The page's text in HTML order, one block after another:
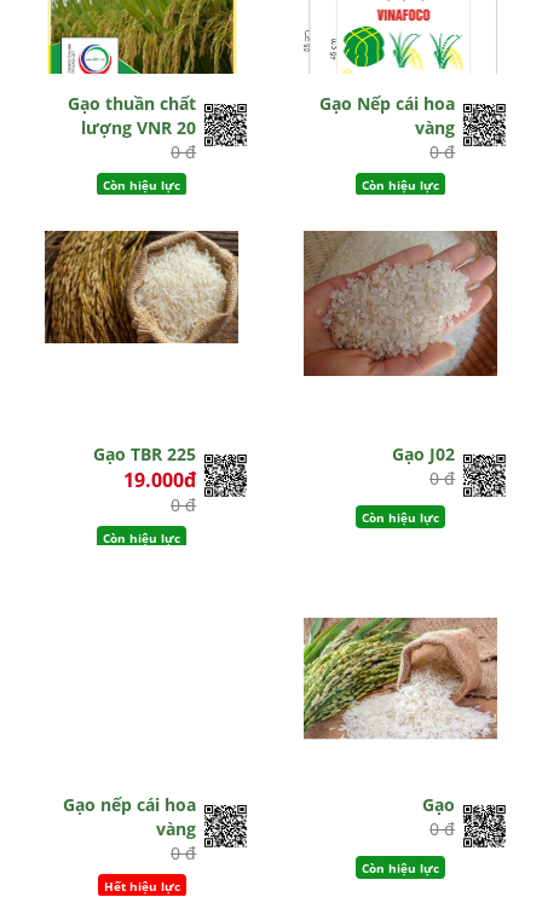
Gạo thuần chất
lượng VNR 20
0 đ
Còn hiệu lực
Gạo Nếp cái hoa
vàng
0 đ
Còn hiệu lực
Gạo TBR 225
19.000đ
0 đ
Còn hiệu lực
Gạo J02
0 đ
Còn hiệu lực
Gạo nếp cái hoa
vàng
0 đ
Hết hiệu lực
Gạo
0 đ
Còn hiệu lực